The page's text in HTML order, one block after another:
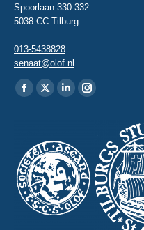
Spoorlaan 330-332
5038 CC Tilburg
013-5438828
senaat@olof.nl
Vind ons op:
Facebook
in
new
window
X
in
new
window
Linkedin
in
new
window
Instagram
new
window